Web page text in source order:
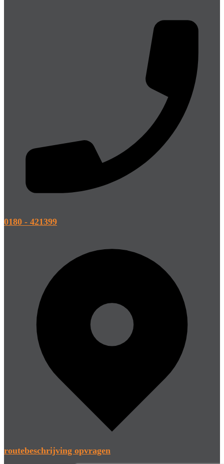
0180 - 421399
routebeschrijving opvragen